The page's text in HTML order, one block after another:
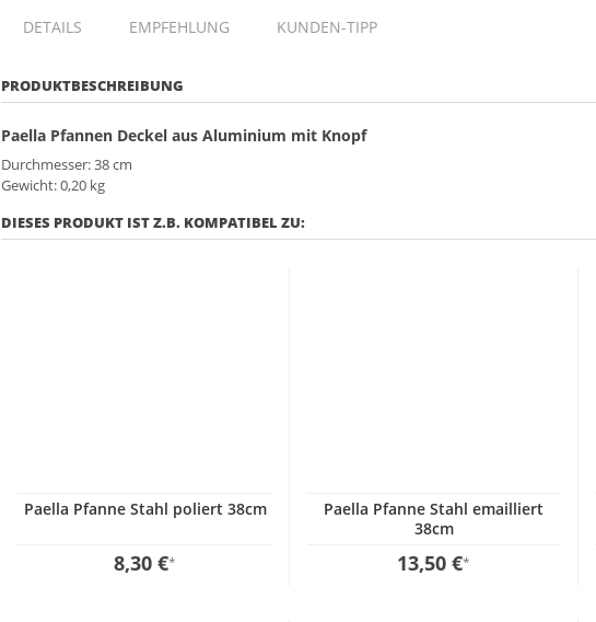
DETAILS EMPFEHLUNG KUNDEN-TIPP
PRODUKTBESCHREIBUNG
Paella Pfannen Deckel aus Aluminium mit Knopf
Durchmesser: 38 cm
Gewicht: 0,20 kg
DIESES PRODUKT IST Z.B. KOMPATIBEL ZU:
Paella Pfanne Stahl poliert 38cm
8,30 €*
Paella Pfanne Stahl emailliert
38cm
13,50 €*